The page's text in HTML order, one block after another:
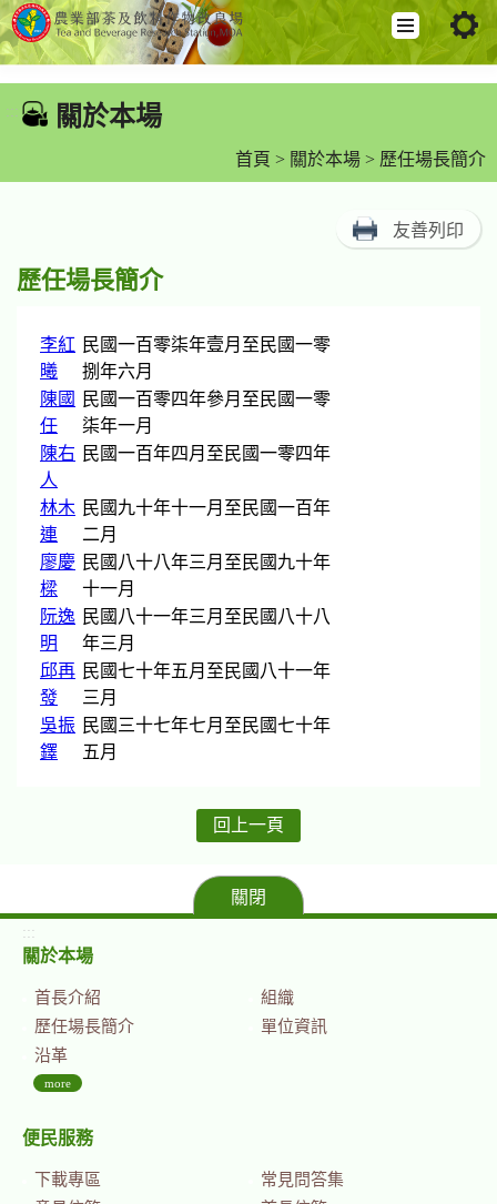
內
::: 關於本場
首頁 > 關於本場 > 歷任場長簡介
友善列印
歷任場長簡介
李紅
曦
民國一百零柒年壹月至民國一零
捌年六月
陳國
任
民國一百零四年參月至民國一零
柒年一月
陳右
人
民國一百年四月至民國一零四年
林木
連
民國九十年十一月至民國一百年
二月
廖慶
樑
民國八十八年三月至民國九十年
十一月
阮逸
明
民國八十一年三月至民國八十八
年三月
邱再
發
民國七十年五月至民國八十一年
三月
吳振
鐸
民國三十七年七月至民國七十年
五月
回上一頁
關閉
:::
關於本場
首長介紹
組織
歷任場長簡介
單位資訊
沿革
more
便民服務
下載專區
常見問答集